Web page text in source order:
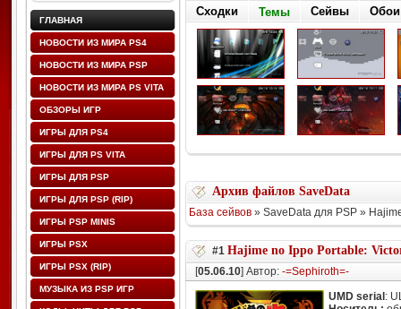
ГЛАВНАЯ
НОВОСТИ ИЗ МИРА PS4
НОВОСТИ ИЗ МИРА PSP
НОВОСТИ ИЗ МИРА PS VITA
ОБЗОРЫ ИГР
ИГРЫ ДЛЯ PS4
ИГРЫ ДЛЯ PS VITA
ИГРЫ ДЛЯ PSP
ИГРЫ ДЛЯ PSP (RIP)
ИГРЫ PSP MINIS
ИГРЫ PSX
ИГРЫ PSX (RIP)
МУЗЫКА ИЗ PSP ИГР
Сходки Темы Сейвы Обои
Архив файлов SaveData
База сейвов» SaveData для PSP »
#1 Hajime no Ippo Portable:
[05.06.10] Автор: -=Sephiroth=-
UMD serial :